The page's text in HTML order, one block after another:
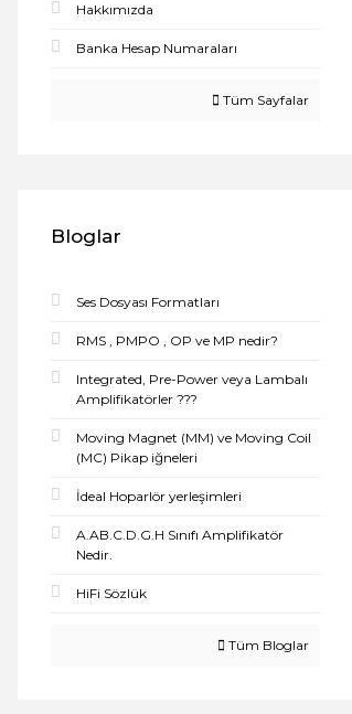
Hakkımızda
Banka Hesap Numaraları
Tüm Sayfalar
Bloglar
Ses Dosyası Formatları
RMS , PMPO , OP ve MP nedir?
Integrated, Pre-Power veya Lambalı
Amplifikatörler ???
Moving Magnet (MM) ve Moving Coil
(MC) Pikap iğneleri
İdeal Hoparlör yerleşimleri
A.AB.C.D.G.H Sınıfı Amplifikatör
Nedir.
HiFi Sözlük
Tüm Bloglar